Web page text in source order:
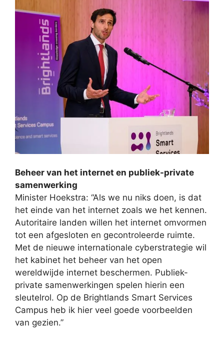
Beheer van het internet en publiek-private
samenwerking
Minister Hoekstra: “Als we nu niks doen, is dat
het einde van het internet zoals we het kennen.
Autoritaire landen willen het internet omvormen
tot een afgesloten en gecontroleerde ruimte.
Met de nieuwe internationale cyberstrategie wil
het kabinet het beheer van het open
wereldwijde internet beschermen. Publiek-
private samenwerkingen spelen hierin een
sleutelrol. Op de Brightlands Smart Services
Campus heb ik hier veel goede voorbeelden
van gezien.”